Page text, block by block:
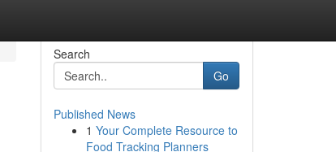
Search
Go
Published News
1 Your Complete Resource to
Food Tracking Planners